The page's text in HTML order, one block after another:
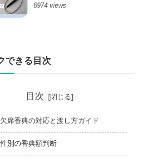
6974 views
できる目次
目次
席香典の対応と渡し方ガイド
別の香典額判断